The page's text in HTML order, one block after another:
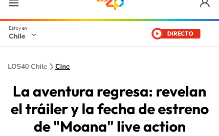
Chile DIRECTO
LOS40 Chile Cine
La aventura regresa: revelan
el tráiler y la fecha de estreno
de "Moana" live action